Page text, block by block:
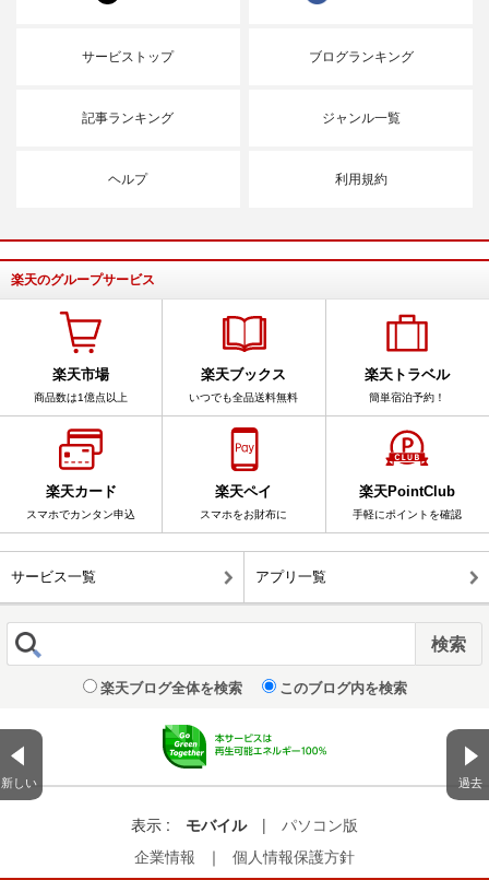
新しい 過去
サービストップ ブログランキング
記事ランキング ジャンル一覧
ヘルプ 利用規約
楽天のグループサービス
楽天市場
商品数は1億点以上
楽天ブックス
いつでも全品送料無料
楽天トラベル
簡単宿泊予約！
楽天カード
スマホでカンタン申込
楽天ペイ
スマホをお財布に
楽天PointClub
手軽にポイントを確認
サービス一覧 アプリ一覧
楽天ブログ全体を検索 このブログ内を検索
表示 : モバイル |
パソコン版
企業情報
｜ 個人情報保護方針